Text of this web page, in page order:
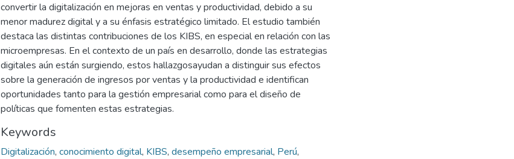
convertir la digitalización en mejoras en ventas y productividad, debido a su
menor madurez digital y a su énfasis estratégico limitado. El estudio también
destaca las distintas contribuciones de los KIBS, en especial en relación con las
microempresas. En el contexto de un país en desarrollo, donde las estrategias
digitales aún están surgiendo, estos hallazgosayudan a distinguir sus efectos
sobre la generación de ingresos por ventas y la productividad e identifican
oportunidades tanto para la gestión empresarial como para el diseño de
políticas que fomenten estas estrategias.
Keywords
Digitalización, conocimiento digital, KIBS, desempeño empresarial, Perú,